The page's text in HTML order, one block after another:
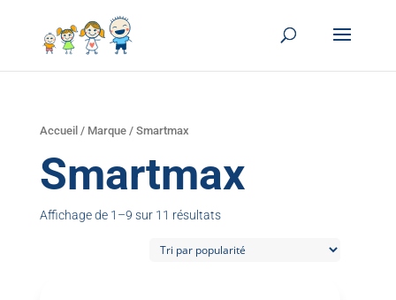
Accueil / Marque/ Smartmax
Smartmax
Affichage de 1–9 sur 11 résultats